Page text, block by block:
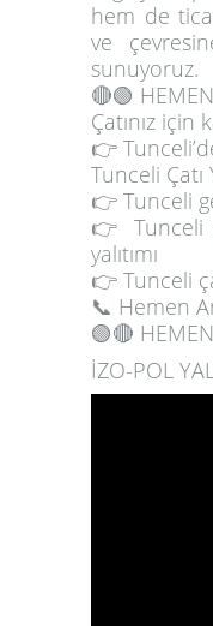
hem de
ve
sunuyoruz.
🔴🟢
Çatınız için
👉
Tunceli Çatı
👉 Tunceli
👉 Tunceli
yalıtımı
👉 Tunceli
📞 Hemen
🟢🔴
İZO-POL